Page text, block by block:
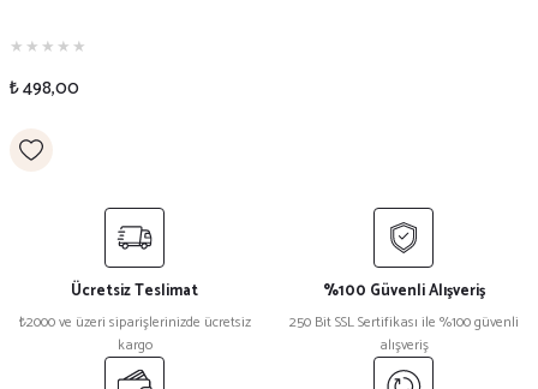
₺ 498,00
Ücretsiz Teslimat
₺2000 ve üzeri siparişlerinizde ücretsiz
kargo
%100 Güvenli Alışveriş
250 Bit SSL Sertifikası ile %100 güvenli
alışveriş